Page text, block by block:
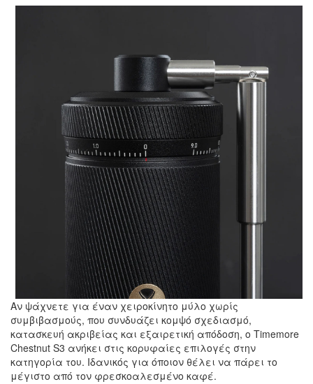
Αν ψάχνετε για έναν χειροκίνητο μύλο χωρίς
συμβιβασμούς, που συνδυάζει κομψό σχεδιασμό,
κατασκευή ακριβείας και εξαιρετική απόδοση, ο Timemore
Chestnut S3 ανήκει στις κορυφαίες επιλογές στην
κατηγορία του. Ιδανικός για όποιον θέλει να πάρει το
μέγιστο από τον φρεσκοαλεσμένο καφέ.